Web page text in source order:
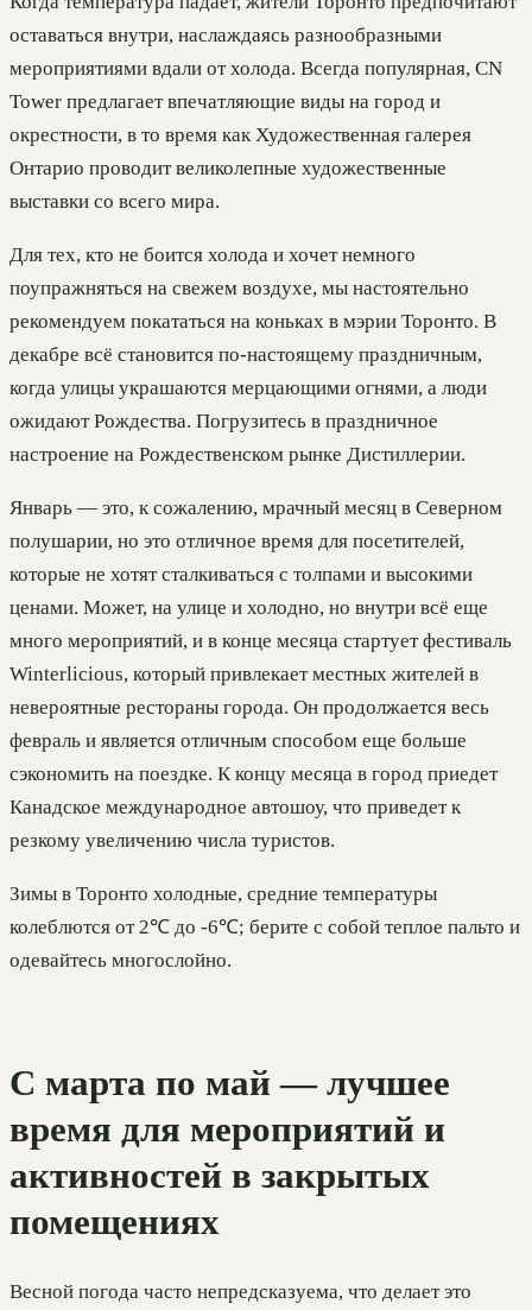
оставаться внутри, наслаждаясь разнообразными
мероприятиями вдали от холода. Всегда популярная, CN
Tower предлагает впечатляющие виды на город и
окрестности, в то время как Художественная галерея
Онтарио проводит великолепные художественные
выставки со всего мира.
Для тех, кто не боится холода и хочет немного
поупражняться на свежем воздухе, мы настоятельно
рекомендуем покататься на коньках в мэрии Торонто. В
декабре всё становится по-настоящему праздничным,
когда улицы украшаются мерцающими огнями, а люди
ожидают Рождества. Погрузитесь в праздничное
настроение на Рождественском рынке Дистиллерии.
Январь — это, к сожалению, мрачный месяц в Северном
полушарии, но это отличное время для посетителей,
которые не хотят сталкиваться с толпами и высокими
ценами. Может, на улице и холодно, но внутри всё еще
много мероприятий, и в конце месяца стартует фестиваль
Winterlicious, который привлекает местных жителей в
невероятные рестораны города. Он продолжается весь
февраль и является отличным способом еще больше
сэкономить на поездке. К концу месяца в город приедет
Канадское международное автошоу, что приведет к
резкому увеличению числа туристов.
Зимы в Торонто холодные, средние температуры
колеблются от 2℃ до -6℃; берите с собой теплое пальто и
одевайтесь многослойно.
С марта по май — лучшее
время для мероприятий и
активностей в закрытых
помещениях
Весной погода часто непредсказуема, что делает это